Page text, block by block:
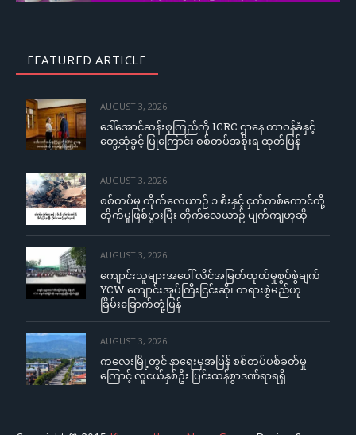
FEATURED ARTICLE
AUGUST 3, 2026
ဒေါ်အောင်ဆန်းစုကြည်ကို ICRC ဌာနေ တာဝန်ခံနှင့်
တွေ့ဆုံခွင့် ပြုကြောင်း စစ်တပ်အစိုးရ ထုတ်ပြန်
AUGUST 3, 2026
စစ်တပ်မှ တိုက်လေယာဉ် ၁ စီးနှင့် ငှက်တစ်ကောင်တို့
တိုက်မှုဖြစ်ပွားပြီး တိုက်လေယာဉ် ပျက်ကျဟုဆို
AUGUST 3, 2026
ကျောင်းသူများအပေါ် လိင်အမြတ်ထုတ်မှုစွပ်စွဲချက်
YCW ကျောင်းအုပ်ကြီးငြင်းဆို၊ တရားစွဲမည်ဟု
ခြိမ်းခြောက်တုံ့ပြန်
AUGUST 3, 2026
ကလေးမြို့တွင် နာရေးမှအပြန် စစ်တပ်ပစ်ခတ်မှု
ကြောင့် လူငယ်နှစ်ဦး ပြင်းထန်စွာဒဏ်ရာရရှိ